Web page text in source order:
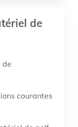
de
de
courantes